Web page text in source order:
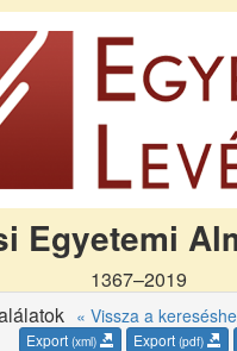
Egyetemi
1367–2019
« Vissza a
Export (xml) Export (pdf)